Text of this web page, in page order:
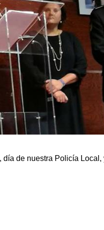
de nuestra Policía